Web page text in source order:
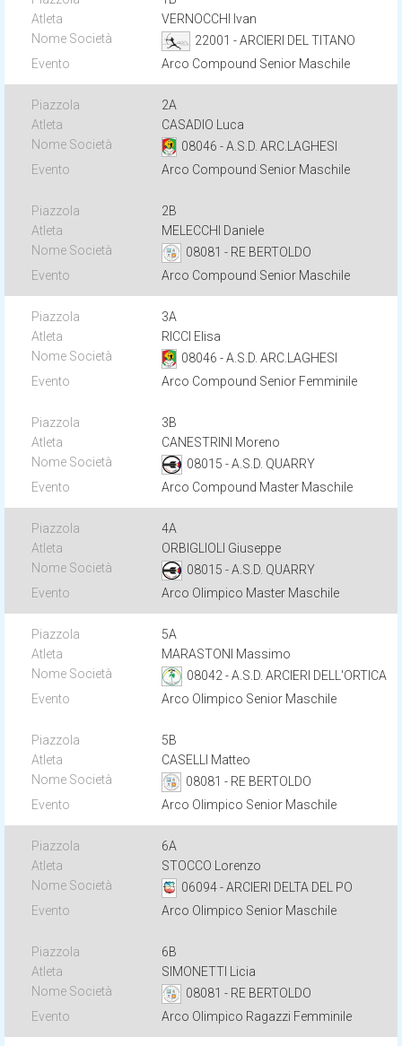
VERNOCCHI Ivan
22001 - ARCIERI DEL TITANO
Arco Compound Senior Maschile
2A
CASADIO Luca
08046 - A.S.D. ARC.LAGHESI
Arco Compound Senior Maschile
2B
MELECCHI Daniele
08081 - RE BERTOLDO
Arco Compound Senior Maschile
3A
RICCI Elisa
08046 - A.S.D. ARC.LAGHESI
Arco Compound Senior Femminile
3B
CANESTRINI Moreno
08015 - A.S.D. QUARRY
Arco Compound Master Maschile
4A
ORBIGLIOLI Giuseppe
08015 - A.S.D. QUARRY
Arco Olimpico Master Maschile
5A
MARASTONI Massimo
08042 - A.S.D. ARCIERI DELL'ORTICA
Arco Olimpico Senior Maschile
5B
CASELLI Matteo
08081 - RE BERTOLDO
Arco Olimpico Senior Maschile
6A
STOCCO Lorenzo
06094 - ARCIERI DELTA DEL PO
Arco Olimpico Senior Maschile
6B
SIMONETTI Licia
08081 - RE BERTOLDO
Arco Olimpico Ragazzi Femminile